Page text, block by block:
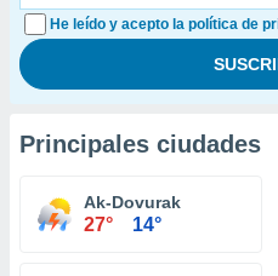
He leído y acepto la política de
Principales ciudades
Ak-Dovurak
27° 14°